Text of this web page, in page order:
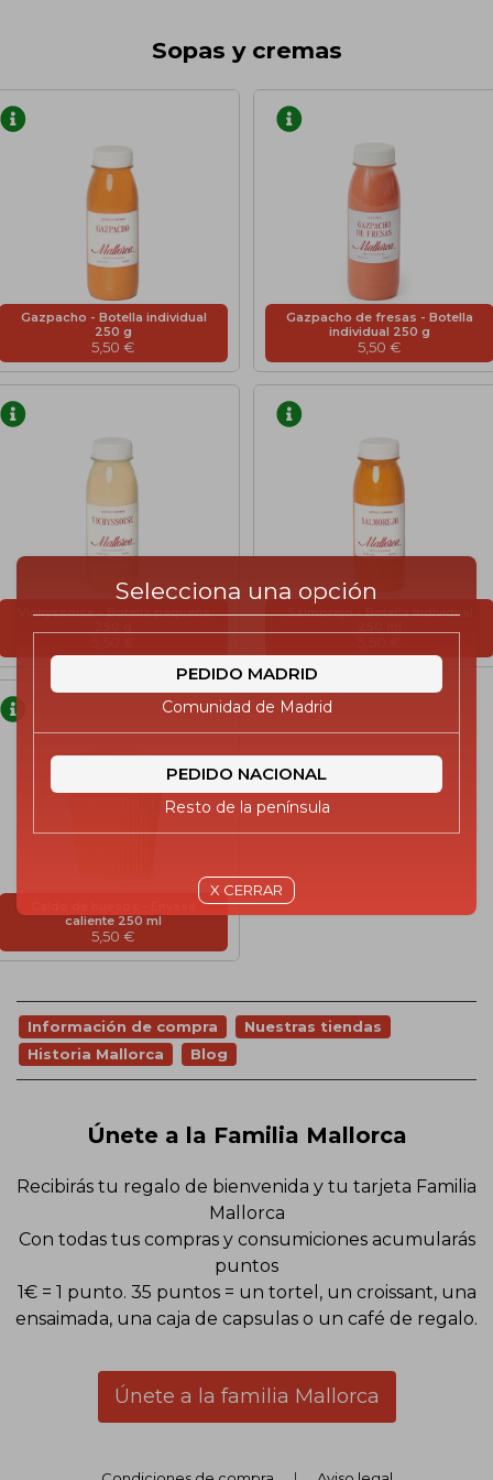
Sopas y cremas
Gazpacho - Botella individual
250 g
5,50 €
Gazpacho de fresas - Botella
individual 250 g
5,50 €
Vichyssoise - Botella pequeña
Salmorejo - Botella individual
caliente 250 ml
5,50 €
Información de compra
Nuestras tiendas
Historia Mallorca
Blog
Únete a la Familia Mallorca
Recibirás tu regalo de bienvenida y tu tarjeta Familia
Mallorca
Con todas tus compras y consumiciones acumularás
puntos
1€ = 1 punto. 35 puntos = un tortel, un croissant, una
ensaimada, una caja de capsulas o un café de regalo.
Únete a la familia Mallorca
Selecciona una opción
PEDIDO MADRID
Comunidad de Madrid
PEDIDO NACIONAL
Resto de la península
X CERRAR